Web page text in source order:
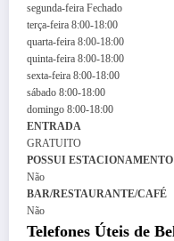
segunda-feira Fechado
terça-feira 8:00-18:00
quarta-feira 8:00-18:00
quinta-feira 8:00-18:00
sexta-feira 8:00-18:00
sábado 8:00-18:00
domingo 8:00-18:00
ENTRADA
GRATUITO
POSSUI ESTACIONAMENTO
Não
BAR/RESTAURANTE/CAFÉ
Não
Telefones Úteis de